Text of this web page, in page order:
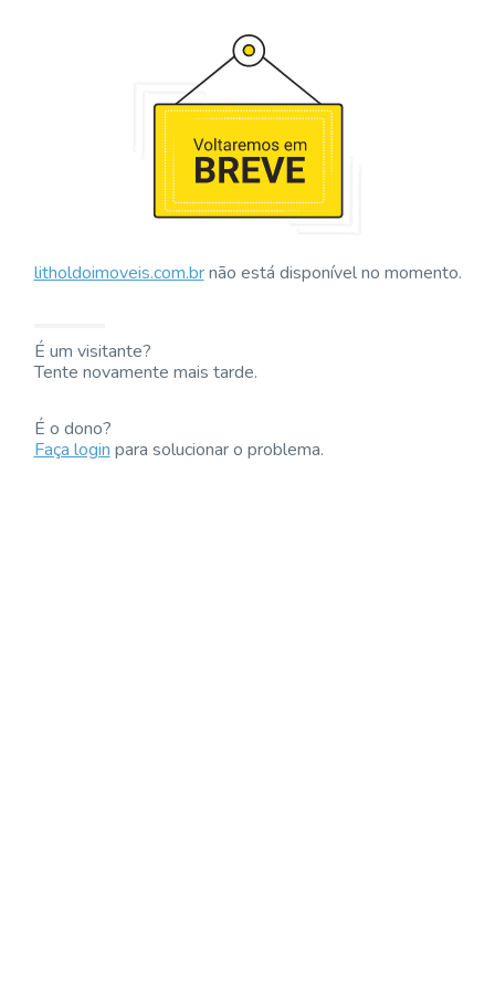
litholdoimoveis.com.brnão está disponível no momento.
É um visitante?
Tente novamente mais tarde.
É o dono?
Faça loginpara solucionar o problema.